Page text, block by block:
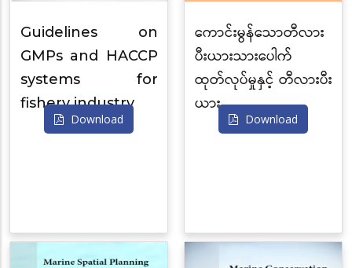
Guidelines on
GMPs and HACCP
systems for
fishery industry
Download
ကောင်းမွန်သောတီလား
ပီးယားသားပေါက်
ထုတ်လုပ်မှုနှင့် တီလားပီး
ယား…
Download